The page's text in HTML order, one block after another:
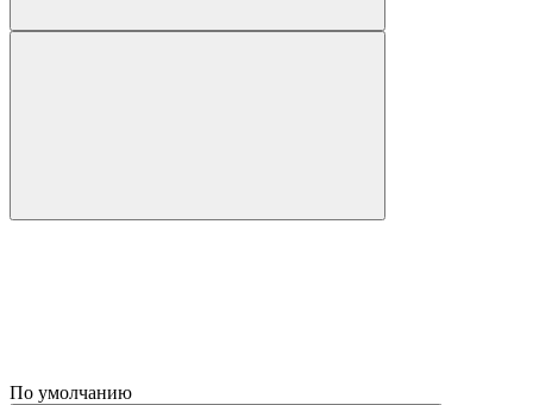
По умолчанию